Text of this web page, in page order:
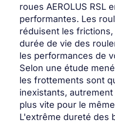
roues AEROLUS RSL
performantes. Les
réduisent les
durée de vie des
les performances de
Selon une étude
les frottements sont
inexistants,
plus vite pour le
L'extrême dureté des